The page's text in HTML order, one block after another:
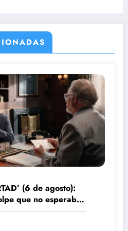
(6 de agosto):
que no esperaba